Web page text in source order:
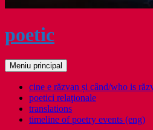
poetic
Caută
Meniu principal
cine e răzvan și când/who is
poetici relaţionale
translations
timeline of poetry events (eng)